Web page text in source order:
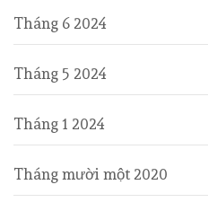
Tháng 6 2024
Tháng 5 2024
Tháng 1 2024
Tháng mười một 2020